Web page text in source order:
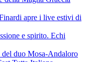
apre i live estivi di
e spirito. Echi
duo Mosa-Andaloro